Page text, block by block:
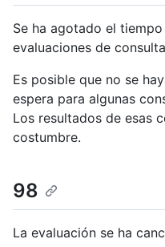
Se ha agotado el
evaluaciones de
Es posible que no se
espera para algunas
Los resultados de esas
costumbre.
98
La evaluación se ha